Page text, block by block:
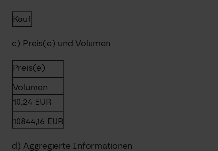
Kauf
c) Preis(e) und Volumen
Preis(e)
Volumen
10,24 EUR
10844,16 EUR
d) Aggregierte Informationen